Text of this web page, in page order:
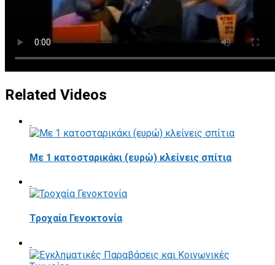
Related Videos
Με 1 κατοσταρικάκι (ευρώ) κλείνεις σπίτια
Τροχαία Γενοκτονία